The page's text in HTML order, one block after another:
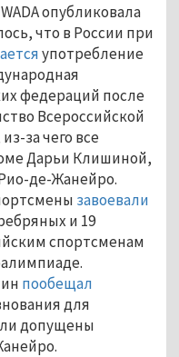
опубликовала
что в России при
употребление
федераций после
Всероссийской
за чего все
Дарьи Клишиной,
де-Жанейро.
завоевали
и 19
спортсменам
пообещал
для
допущены